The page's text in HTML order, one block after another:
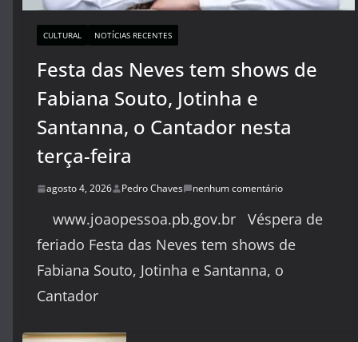
CULTURAL NOTÍCIAS RECENTES
Festa das Neves tem shows de
Fabiana Souto, Jotinha e
Santanna, o Cantador nesta
terça-feira
agosto 4, 2026 Pedro Chaves nenhum comentário
www.joaopessoa.pb.gov.br Véspera de
feriado Festa das Neves tem shows de
Fabiana Souto, Jotinha e Santanna, o
Cantador